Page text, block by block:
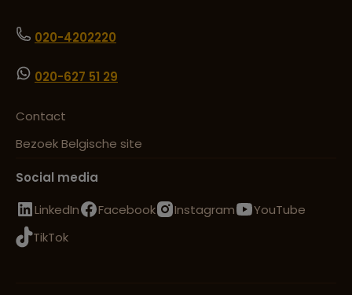
020-4202220
020-627 51 29
Contact
Bezoek Belgische site
Social media
LinkedIn
Facebook Instagram
YouTube
TikTok